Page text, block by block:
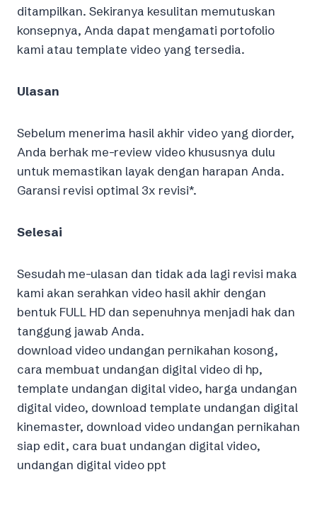
ditampilkan. Sekiranya kesulitan memutuskan
konsepnya, Anda dapat mengamati portofolio
kami atau template video yang tersedia.
Ulasan
Sebelum menerima hasil akhir video yang diorder,
Anda berhak me-review video khususnya dulu
untuk memastikan layak dengan harapan Anda.
Garansi revisi optimal 3x revisi*.
Selesai
Sesudah me-ulasan dan tidak ada lagi revisi maka
kami akan serahkan video hasil akhir dengan
bentuk FULL HD dan sepenuhnya menjadi hak dan
tanggung jawab Anda.
download video undangan pernikahan kosong,
cara membuat undangan digital video di hp,
template undangan digital video, harga undangan
digital video, download template undangan digital
kinemaster, download video undangan pernikahan
siap edit, cara buat undangan digital video,
undangan digital video ppt